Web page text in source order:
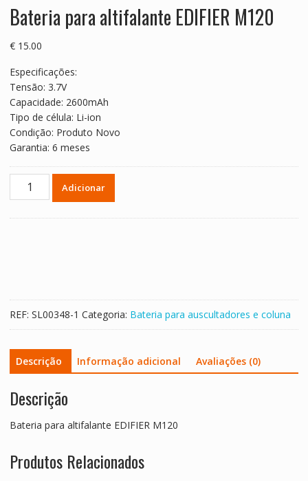
Bateria para altifalante EDIFIER M120
€15.00
Especificações:
Tensão: 3.7V
Capacidade: 2600mAh
Tipo de célula: Li-ion
Condição: Produto Novo
Garantia: 6 meses
Quantidade
Adicionar
REF: SL00348-1 Categoria: Bateria para auscultadores e coluna
Descrição Informação adicional Avaliações (0)
Descrição
Bateria para altifalante EDIFIER M120
Produtos Relacionados